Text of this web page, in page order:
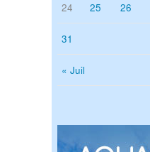
« Juil
24 25 26
31